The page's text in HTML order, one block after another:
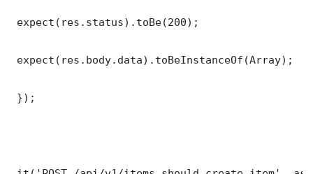
expect(res.status).toBe(200);
expect(res.body.data).toBeInstanceOf(Array);
});